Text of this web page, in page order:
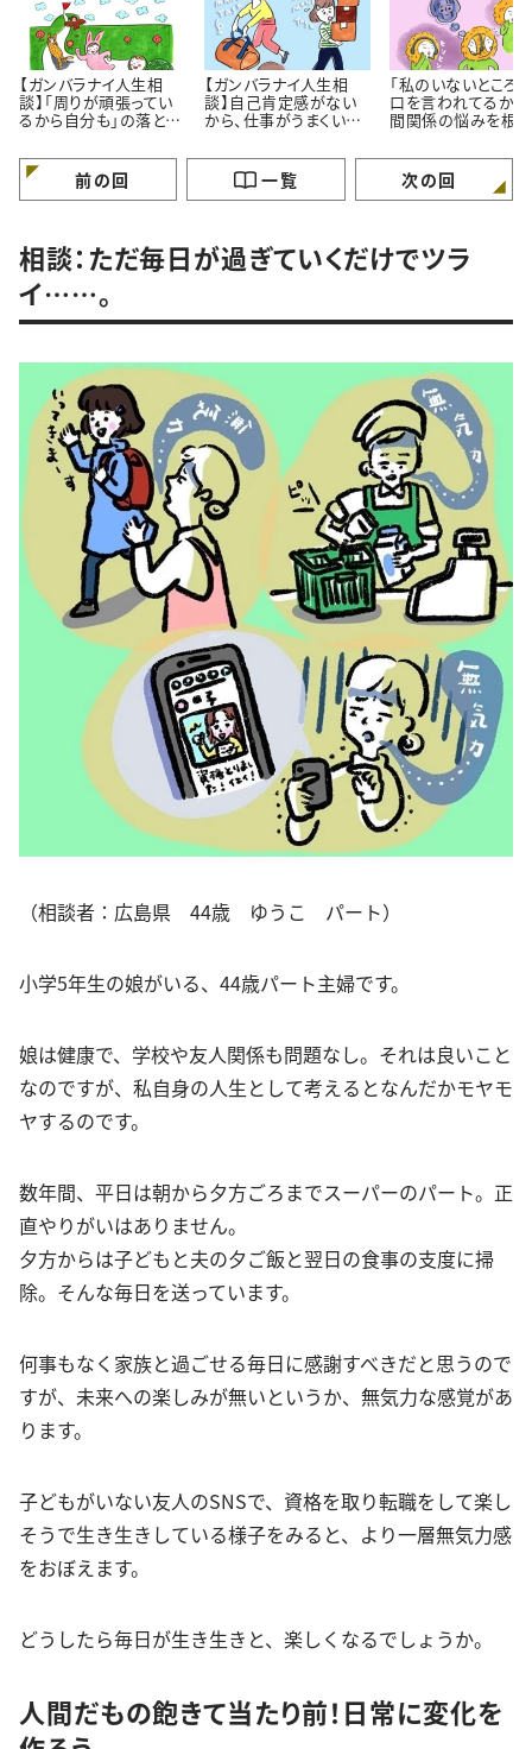
【ガンバラナイ人生相
談】「周りが頑張ってい
るから自分も」の落とし
けていますか？
【ガンバラナイ人生相
談】自己肯定感がない
から、仕事がうまくいき
「私のいないところ
口を言われてるかも
間関係の悩みを根っ
ガンバラナイ人生相
前の回 一覧 次の回
相談：ただ毎日が過ぎていくだけでツラ
イ……。
（相談者：広島県 44歳 ゆうこ パート）
小学5年生の娘がいる、44歳パート主婦です。
娘は健康で、学校や友人関係も問題なし。それは良いこと
なのですが、私自身の人生として考えるとなんだかモヤモ
ヤするのです。
数年間、平日は朝から夕方ごろまでスーパーのパート。正
直やりがいはありません。
夕方からは子どもと夫の夕ご飯と翌日の食事の支度に掃
除。そんな毎日を送っています。
何事もなく家族と過ごせる毎日に感謝すべきだと思うので
すが、未来への楽しみが無いというか、無気力な感覚があ
ります。
子どもがいない友人のSNSで、資格を取り転職をして楽し
そうで生き生きしている様子をみると、より一層無気力感
をおぼえます。
どうしたら毎日が生き生きと、楽しくなるでしょうか。
人間だもの飽きて当たり前！日常に変化を